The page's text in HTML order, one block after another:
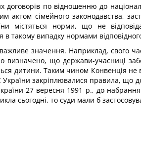
договорів по відношенню до
актом сімейного законодавства,
містяться норми, що не
такому випадку нормами
значення. Наприклад, свого
що держави-учасниці
дитини. Таким чином Конвенція
закріплювалися правила, що
27 вересня 1991 р., до
сьогодні, то суди мали б